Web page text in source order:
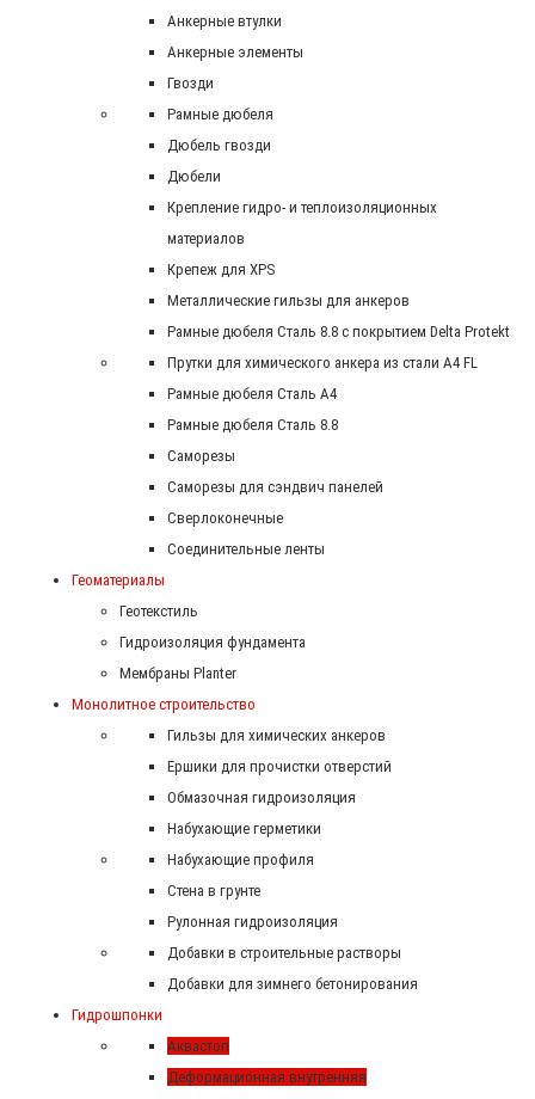
Анкерные втулки
Анкерные элементы
Гвозди
Рамные дюбеля
Дюбель гвозди
Дюбели
Крепление гидро- и теплоизоляционных
материалов
Крепеж для XPS
Металлические гильзы для анкеров
Рамные дюбеля Сталь 8.8 с покрытием Delta Protekt
Прутки для химического анкера из стали А4 FL
Рамные дюбеля Сталь A4
Рамные дюбеля Сталь 8.8
Саморезы
Саморезы для сэндвич панелей
Сверлоконечные
Соединительные ленты
Геоматериалы
Геотекстиль
Гидроизоляция фундамента
Мембраны Planter
Монолитное строительство
Гильзы для химических анкеров
Ершики для прочистки отверстий
Обмазочная гидроизоляция
Набухающие герметики
Набухающие профиля
Стена в грунте
Рулонная гидроизоляция
Добавки в строительные растворы
Добавки для зимнего бетонирования
Гидрошпонки
Аквастоп
Деформационная внутренняя